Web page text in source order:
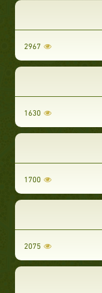
2967
1630
1700
2075